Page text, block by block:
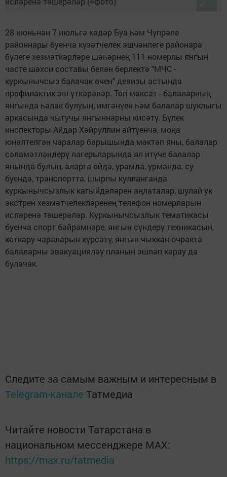
28 июньнән 7 июльгә кадәр Буа һәм Чүпрәле
районнары буенча күзәтчелек эшчәнлеге районара
бүлеге хезмәткәрләре шәһәрнең 111 номерлы янгын
часте шәхси составы белән берлектә "МЧС -
куркынычсыз балачак өчен" девизы астында
профилактик эш үткәрәләр. Төп максат - балаларның
янгында һәлак булуын, имгәнүен һәм балалар шуклыгы
аркасында чыгучы янгыннарны кисәтү. Бүлек
инспекторы Айдар Хәйруллин әйтүенчә, моңа
юнәлтелгән чаралар барышында мәктәп яны, балалар
сәламәтләндерү лагерьларында ял итүче балалар
янында булып, аларга өйдә, урамда, урманда, су
буенда, транспортта, шырпы кулланганда
куркынычсызлык кагыйдәләрен аңлаталар, шулай ук
экстрен хезмәтчелекләренең телефон номерларын
исләренә төшерәләр. Куркынычсызлык тематикасы
буенча спорт бәйрәмнәре, янгын сүндерү техникасын,
коткару чараларын күрсәтү, янгын чыккан очракта
балаларны эвакуацияләү планын эшләп карау да
булачак.
Следите за самым важным и интересным в
Telegram-канале Татмедиа
Читайте новости Татарстана в
национальном мессенджере MАХ:
https://max.ru/tatmedia